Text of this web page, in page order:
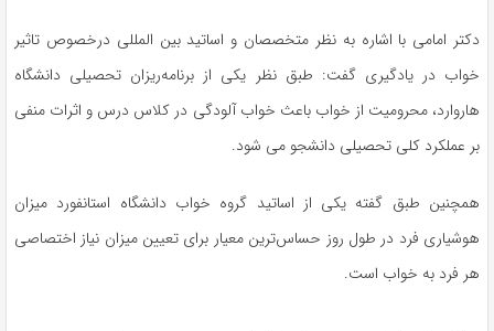
دکتر امامی با اشاره به نظر متخصصان و اساتید بین المللی درخصوص تاثیر
خواب در یادگیری گفت: طبق نظر یکی از برنامه‌ریزان تحصیلی دانشگاه
هاروارد، محرومیت از خواب باعث خواب آلودگی در کلاس درس و اثرات منفی
بر عملکرد کلی تحصیلی دانشجو می شود.
همچنین طبق گفته یکی از اساتید گروه خواب دانشگاه استانفورد میزان
هوشیاری فرد در طول روز حساس‌ترین معیار برای تعیین میزان نیاز اختصاصی
هر فرد به خواب است.